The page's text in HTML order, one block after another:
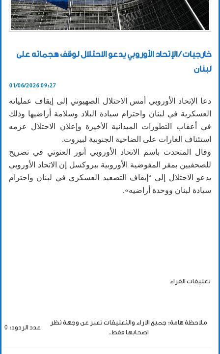
خارجيات / الإتحاد الأوروبي يدعو الاحتلال لوقف هجماته على
لبنان
01/06/2026 09:27
دعا الإتحاد الأوروبي أمس الاحتلال الصهيوني إلى إيقاف عملياته
العسكرية في لبنان واحترام سيادة البلاد وسلامة أراضيها وذلك
في أعقاب التطورات الميدانية الأخيرة وإعلان الاحتلال عزمه
استئناف الغارات على الضاحية الجنوبية لبيروت.
وقال المتحدث باسم الاتحاد الأوروبي أنور العنوني في تصريح
للصحفيين بمقر المفوضية الأوروبية ببروكسل إن الاتحاد الأوروبي
يدعو الاحتلال إلى “إيقاف التصعيد العسكري في لبنان واحترام
سيادة لبنان ووحدة أراضيه».
تعليقات القراء
ملاحظة هامة: جميع الاراء والتعليقات تعبر عن وجهة نظر
اصحابها فقط.
عدد الردود: 0